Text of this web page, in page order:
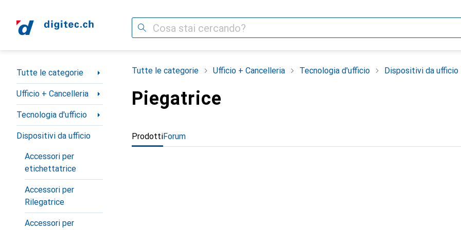
Cerca
Categoria Navigazione
Tutte le categorie
Ufficio + Cancelleria
Tecnologia d'ufficio
Dispositivi da ufficio
Accessori per
etichettatrice
Accessori per
Rilegatrice
Accessori per
Tutte le categorie Ufficio + Cancelleria Tecnologia d'ufficio Dispositivi da ufficio
Piegatrice
ProdottiForum